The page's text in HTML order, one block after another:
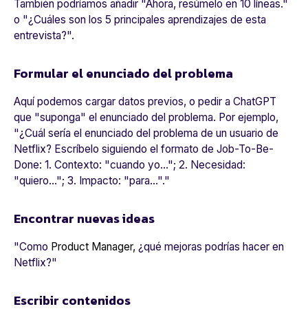
También podríamos añadir "Ahora, resúmelo en 10 líneas."
o "¿Cuáles son los 5 principales aprendizajes de esta
entrevista?".
Formular el enunciado del problema
Aquí podemos cargar datos previos, o pedir a ChatGPT
que "suponga" el enunciado del problema. Por ejemplo,
"¿Cuál sería el enunciado del problema de un usuario de
Netflix? Escríbelo siguiendo el formato de Job-To-Be-
Done: 1. Contexto: "cuando yo..."; 2. Necesidad:
"quiero..."; 3. Impacto: "para..."."
Encontrar nuevas ideas
"Como Product Manager, ¿qué mejoras podrías hacer en
Netflix?"
Escribir contenidos